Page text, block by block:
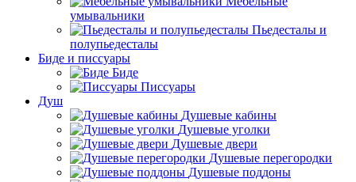
умывальники
Пьедесталы и
полупьедесталы
Биде и писсуары
Биде
Писсуары
Душ
Душевые кабины
Душевые уголки
Душевые двери
Душевые перегородки
Душевые поддоны